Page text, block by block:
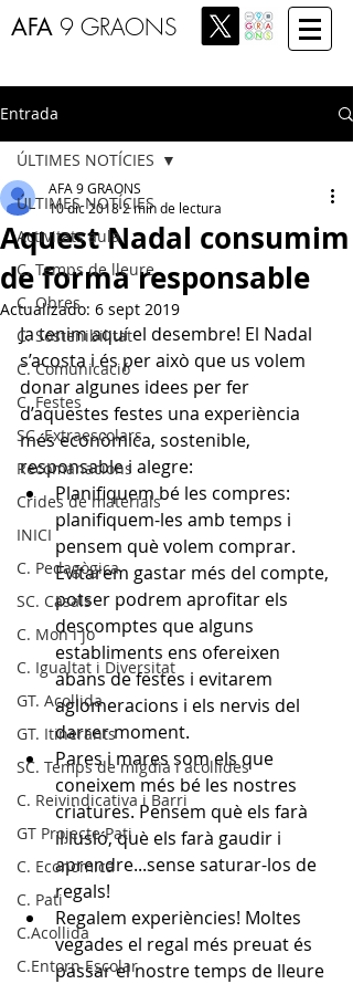
AFA 9 GRAONS
Entrada
ÚLTIMES NOTÍCIES
Activitats aula
C. Temps de lleure
C. Obres
C. Sostenibilitat
C. Comunicació
C. Festes
SC. Extraescolars
Recomanacions
Crides de materials
INICI
C. Pedagògica
SC. Casals
C. Mon i jo
C. Igualtat i Diversitat
GT. Acollida
GT. Itinerants
SC. Temps de migdia i acollides
C. Reivindicativa i Barri
GT Projecte Pati
C. Economica
C. Pati
C.Acollida
C.Entorn Escolar
ÚLTIMES NOTÍCIES
Aquest Nadal consumim
de forma responsable
AFA 9 GRAONS
10 dic 20182 min de lectura
Actualizado: 6 sept 2019
Ja tenim aquí el desembre! El Nadal
s’acosta i és per això que us volem
donar algunes idees per fer
d’aquestes festes una experiència
més econòmica, sostenible,
responsable i alegre:
Planifiquem bé les compres:
planifiquem-les amb temps i
pensem què volem comprar.
Evitarem gastar més del compte,
potser podrem aprofitar els
descomptes que alguns
establiments ens ofereixen
abans de festes i evitarem
aglomeracions i els nervis del
darrer moment.
Pares i mares som els que
coneixem més bé les nostres
criatures. Pensem què els farà
il·lusió, què els farà gaudir i
aprendre...sense saturar-los de
regals!
Regalem experiències! Moltes
vegades el regal més preuat és
passar el nostre temps de lleure